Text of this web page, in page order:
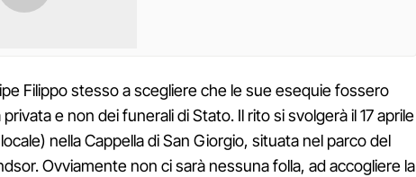
Filippo stesso a scegliere che le sue esequie fossero
e non dei funerali di Stato. Il rito si svolgerà il 17 aprile
nella Cappella di San Giorgio, situata nel parco del
Ovviamente non ci sarà nessuna folla, ad accogliere la